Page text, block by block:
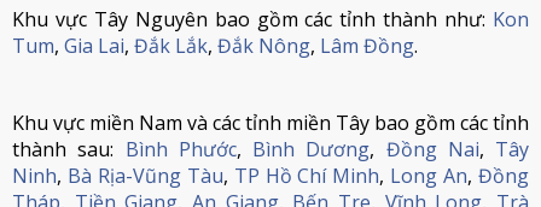
Khu vực Tây Nguyên bao gồm các tỉnh thành như: Kon
Tum, Gia Lai, Đắk Lắk, Đắk Nông, Lâm Đồng.
Khu vực miền Nam và các tỉnh miền Tây bao gồm các tỉnh
thành sau: Bình Phước, Bình Dương, Đồng Nai, Tây
Ninh, Bà Rịa-Vũng Tàu, TP Hồ Chí Minh, Long An,Đồng